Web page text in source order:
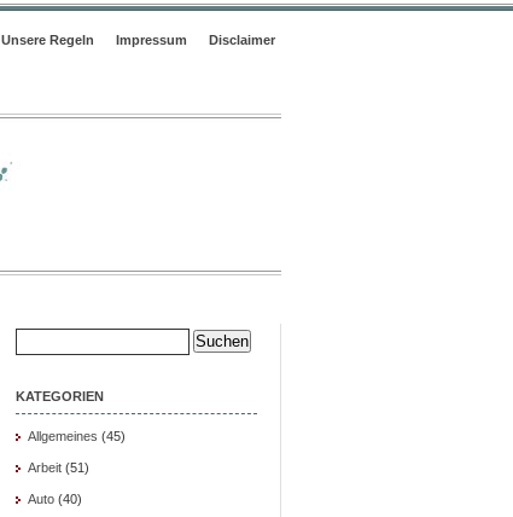
Unsere Regeln Impressum Disclaimer
Suche
nach:
KATEGORIEN
Allgemeines (45)
Arbeit (51)
Auto (40)